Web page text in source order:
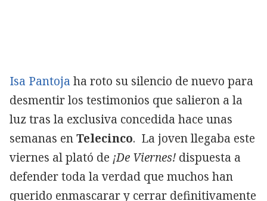
Isa Pantoja ha roto su silencio de nuevo para
desmentir los testimonios que salieron a la
luz tras la exclusiva concedida hace unas
semanas enTelecinco. La joven llegaba este
viernes al plató de ¡De Viernes! dispuesta a
defender toda la verdad que muchos han
querido enmascarar y cerrar definitivamente